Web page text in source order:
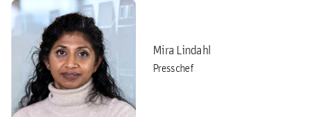
Mira Lindahl
Presschef